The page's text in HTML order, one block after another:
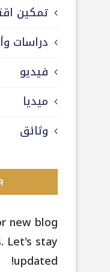
تمكين
دراسات
فيديو
ميديا
وثائق
new blog
Let's stay
updated!